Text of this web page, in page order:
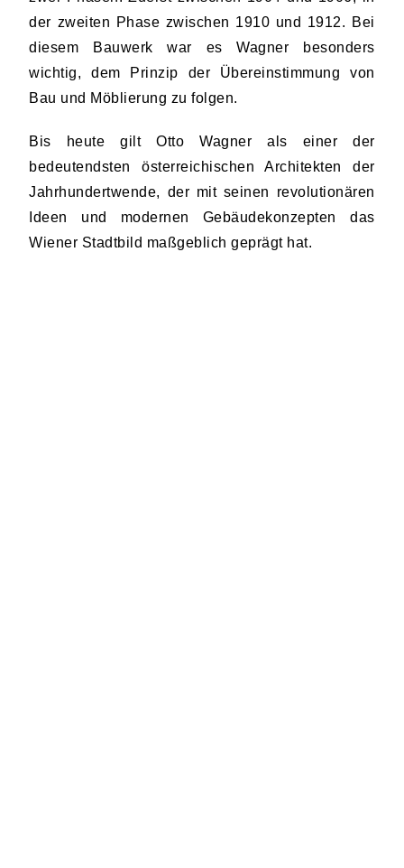
der zweiten Phase zwischen 1910 und 1912. Bei
diesem Bauwerk war es Wagner besonders
wichtig, dem Prinzip der Übereinstimmung von
Bau und Möblierung zu folgen.
Bis heute gilt Otto Wagner als einer der
bedeutendsten österreichischen Architekten der
Jahrhundertwende, der mit seinen revolutionären
Ideen und modernen Gebäudekonzepten das
Wiener Stadtbild maßgeblich geprägt hat.